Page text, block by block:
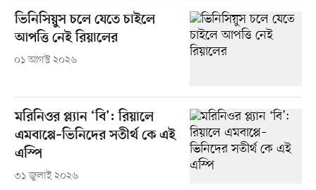
ভিনিসিয়ুস চলে যেতে চাইলে
আপত্তি নেই রিয়ালের
০১ আগস্ট ২০২৬
মরিনিওর প্ল্যান ‘বি’: রিয়ালে
এমবাপ্পে–ভিনিদের সতীর্থ কে এই
এস্পি
৩১ জুলাই ২০২৬